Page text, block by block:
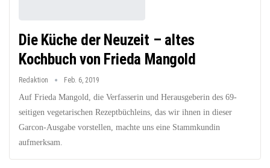
Die Küche der Neuzeit – altes
Kochbuch von Frieda Mangold
Redaktion Feb. 6, 2019
Auf Frieda Mangold, die Verfasserin und Herausgeberin des 69-
seitigen vegetarischen Rezeptbüchleins, das wir ihnen in dieser
Garcon-Ausgabe vorstellen, machte uns eine Stammkundin
aufmerksam.